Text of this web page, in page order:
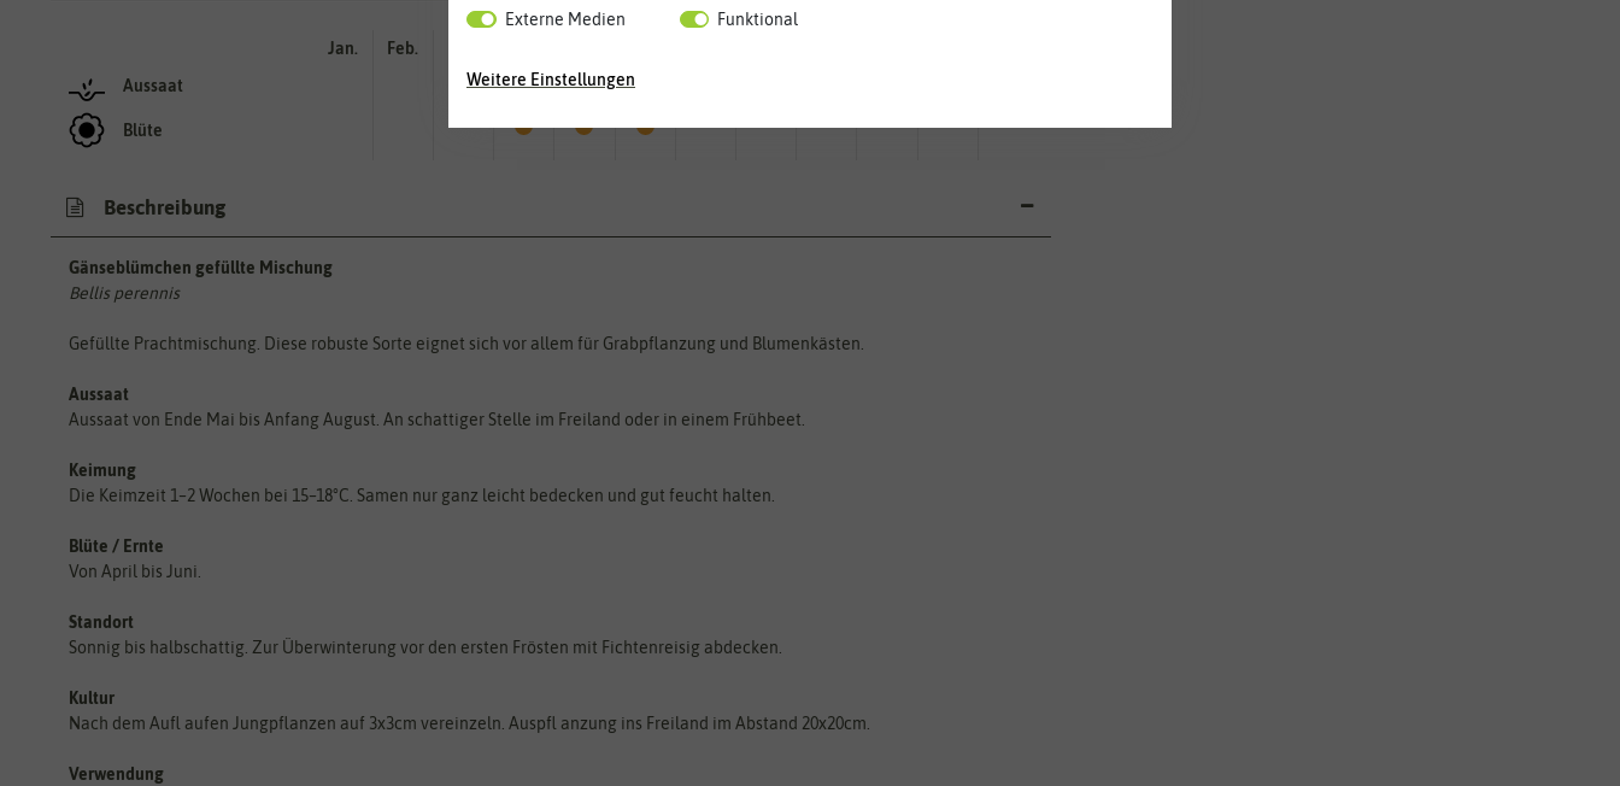
Aussaat
Blüte
Jan. Feb.
Beschreibung
Gänseblümchen gefüllte Mischung
Bellis perennis
Gefüllte Prachtmischung. Diese robuste Sorte eignet sich vor allem für Grabpflanzung und Blumenkästen.
Aussaat
Aussaat von Ende Mai bis Anfang August. An schattiger Stelle im Freiland oder in einem Frühbeet.
Keimung
Die Keimzeit 1–2 Wochen bei 15–18°C. Samen nur ganz leicht bedecken und gut feucht halten.
Blüte / Ernte
Von April bis Juni.
Standort
Sonnig bis halbschattig. Zur Überwinterung vor den ersten Frösten mit Fichtenreisig abdecken.
Kultur
Nach dem Aufl aufen Jungpflanzen auf 3x3cm vereinzeln. Auspfl anzung ins Freiland im Abstand 20x20cm.
Verwendung
Externe Medien Funktional
Weitere Einstellungen